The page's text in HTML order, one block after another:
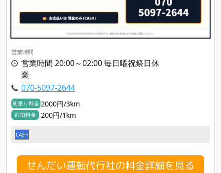
営業時間
営業時間 20:00～02:00 毎日曜祝祭日休
業
070-5097-2644
初乗り料金 2000円/3km
追加料金 200円/1km
CASH
せんだい運転代行社の料金詳細を見る